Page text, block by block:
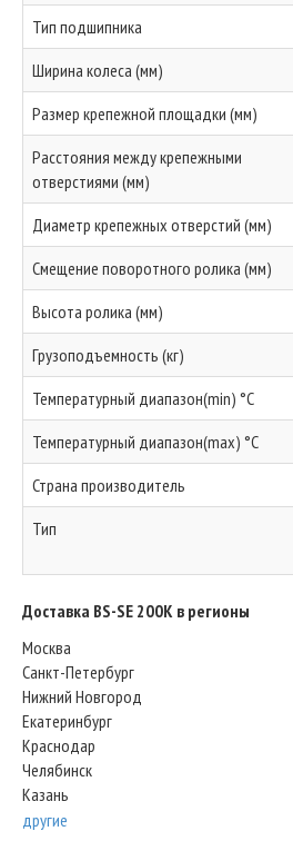
Тип подшипника
Ширина колеса (мм)
Размер крепежной площадки (мм)
Расстояния между крепежными
отверстиями (мм)
Диаметр крепежных отверстий (мм)
Смещение поворотного ролика (мм)
Высота ролика (мм)
Грузоподъемность (кг)
Температурный диапазон(min) °C
Температурный диапазон(max) °C
Страна производитель
Тип
Доставка BS-SE 200K в регионы
Москва
Санкт-Петербург
Нижний Новгород
Екатеринбург
Краснодар
Челябинск
Казань
другие